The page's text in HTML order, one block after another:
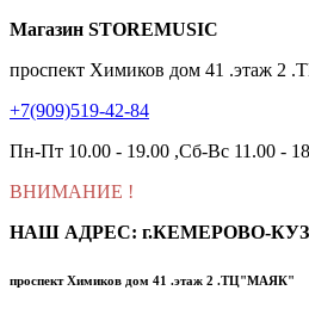
Магазин STOREMUSIC
проспект Химиков дом 41 .этаж
+7(909)519-42-84
Пн-Пт 10.00 - 19.00 ,Сб-Вс 11.00 -
ВНИМАНИЕ !
НАШ АДРЕС: г.КЕМЕРОВО-
проспект Химиков дом 41 .этаж 2 .ТЦ"МАЯК"